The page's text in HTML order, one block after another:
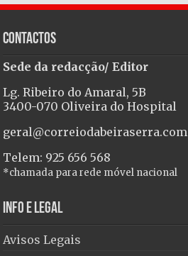
Contactos
Sede da redacção/ Editor
Lg. Ribeiro do Amaral, 5B
3400-070 Oliveira do Hospital
geral@correiodabeiraserra.com
Telem: 925 656 568
*chamada para rede móvel nacional
Info e Legal
Avisos Legais